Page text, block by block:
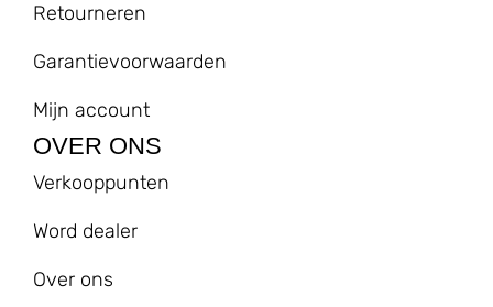
Retourneren
Garantievoorwaarden
Mijn account
OVER ONS
Verkooppunten
Word dealer
Over ons